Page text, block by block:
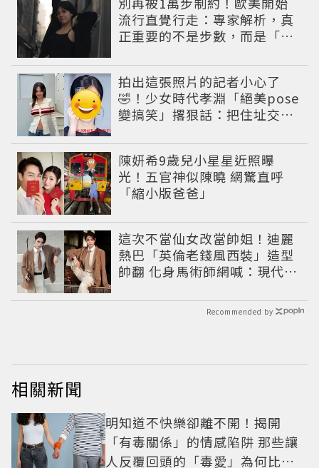
流行直覺行走：專家解析，真
正重要的不是步數，而是「這
拍出這張照片的記者小心了
🤣！少女時代孝淵「絕美pose
變搞笑」撂狠話：把住址交出
陳妍希9歲兒小星星近照曝
光！五官神似陳曉 網驚直呼
「縮小版爸爸」
這次不當仙女改當帥姐！迪麗
熱巴「英倫老錢風西裝」造型
帥翻 化身馬術師網喊：現代版
Recommended by
相關新聞
明知道不快樂卻離不開！揭開
「有毒關係」的情感陷阱 那些讓
人反覆回頭的「毒愛」為何比菸